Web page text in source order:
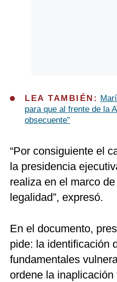
LEA TAMBIÉN:
para que al frente de la
obsecuente”
“Por consiguiente el
la presidencia
realiza en el marco
legalidad”, expresó.
En el documento,
pide: la identificación
fundamentales
ordene la